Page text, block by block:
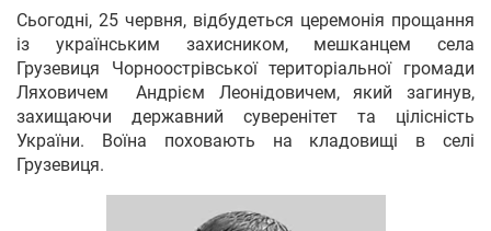
Сьогодні, 25 червня, відбудеться церемонія прощання
із українським захисником, мешканцем села
Грузевиця Чорноострівської територіальної громади
Ляховичем Андрієм Леонідовичем, який загинув,
захищаючи державний суверенітет та цілісність
України. Воїна поховають на кладовищі в селі
Грузевиця.